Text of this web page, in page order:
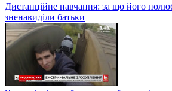
Дистанційне навчання: за що його
зненавиділи батьки